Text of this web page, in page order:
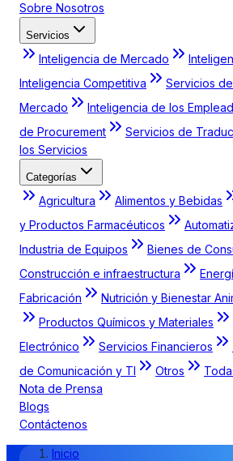
Sobre Nosotros
Servicios
Inteligencia de Mercado
Inteligencia Competitiva
Servicios
Mercado
Inteligencia de los
de Procurement
Servicios de
los Servicios
Categorías
Agricultura Alimentos y Bebidas
y Productos Farmacéuticos
Industria de Equipos
Bienes de
Construcción e infraestructura
Fabricación
Nutrición y Bienestar
Productos Químicos y Materiales
Electrónico
Servicios Financieros
de Comunicación y TI
Otros
Nota de Prensa
Blogs
Contáctenos
Inicio